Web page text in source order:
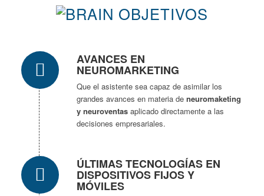
OBJETIVOS
AVANCES EN
NEUROMARKETING
Que el asistente sea capaz de asimilar los
grandes avances en materia de neuromaketing
y neuroventas aplicado directamente a las
decisiones empresariales.
ÚLTIMAS TECNOLOGÍAS EN
DISPOSITIVOS FIJOS Y
MÓVILES